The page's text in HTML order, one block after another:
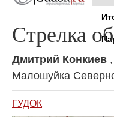
Стрелка
Дмитрий Конкиев
Малошуйка
ГУДОК